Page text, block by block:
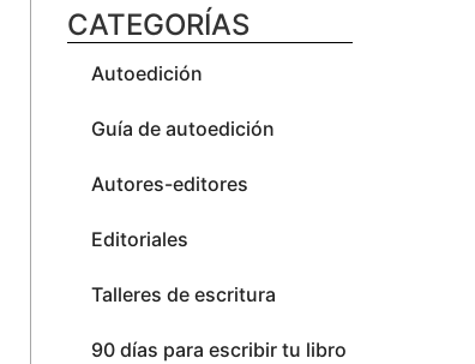
CATEGORÍAS
Autoedición
Guía de autoedición
Autores-editores
Editoriales
Talleres de escritura
90 días para escribir tu libro